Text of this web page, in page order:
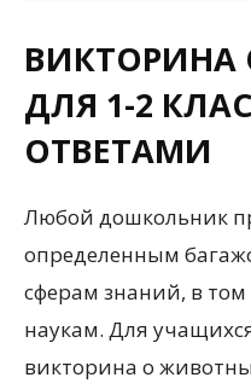
ВИКТОРИНА
ДЛЯ 1-2
ОТВЕТАМИ
Любой дошкольник
определенным
сферам знаний, в
наукам. Для
викторина о